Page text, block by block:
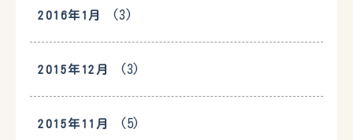
2016年1月 (3)
2015年12月 (3)
2015年11月 (5)